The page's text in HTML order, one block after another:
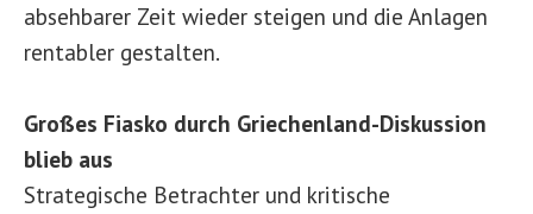
absehbarer Zeit wieder steigen und die Anlagen
rentabler gestalten.
Großes Fiasko durch Griechenland-Diskussion
blieb aus
Strategische Betrachter und kritische